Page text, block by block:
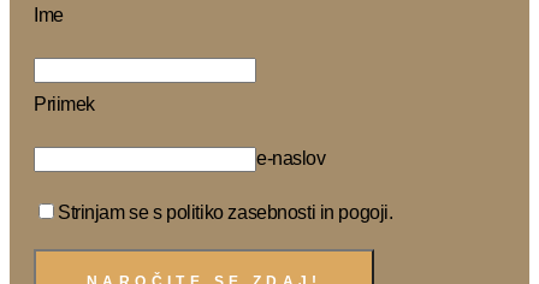
Ime
Priimek
e-naslov
Strinjam se s politiko zasebnosti in pogoji.